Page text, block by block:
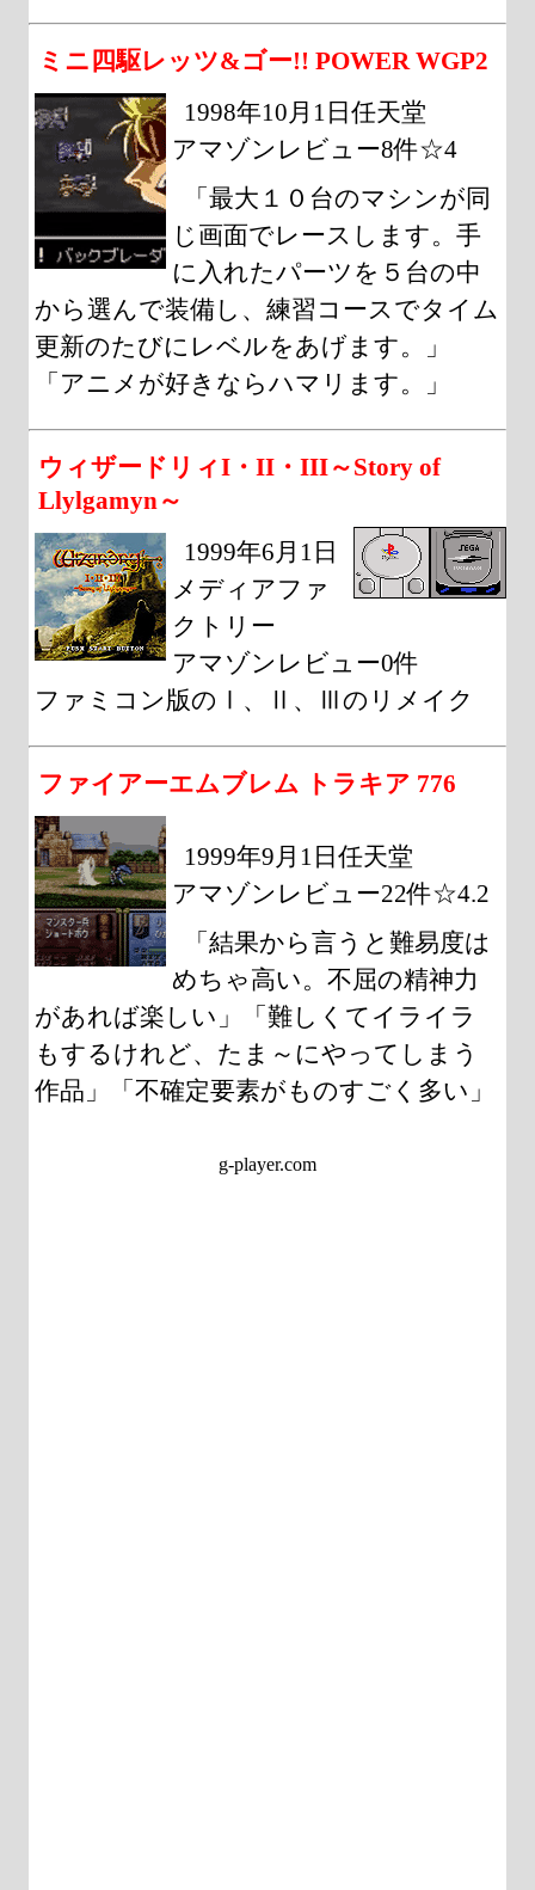
ミニ四駆レッツ&ゴー!! POWER WGP2
1998年10月1日任天堂
アマゾンレビュー8件☆4
「最大１０台のマシンが同
じ画面でレースします。手
に入れたパーツを５台の中
から選んで装備し、練習コースでタイム
更新のたびにレベルをあげます。」
「アニメが好きならハマリます。」
ウィザードリィI・II・III～Story of
Llylgamyn～
1999年6月1日
メディアファ
クトリー
アマゾンレビュー0件
ファミコン版のⅠ、Ⅱ、Ⅲのリメイク
ファイアーエムブレム トラキア 776
1999年9月1日任天堂
アマゾンレビュー22件☆4.2
「結果から言うと難易度は
めちゃ高い。不屈の精神力
があれば楽しい」「難しくてイライラ
もするけれど、たま～にやってしまう
作品」「不確定要素がものすごく多い」
g-player.com